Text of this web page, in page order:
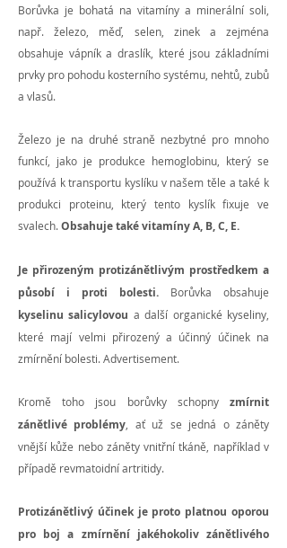
Borůvka je bohatá na vitamíny a minerální soli,
např. železo, měď, selen, zinek a zejména
obsahuje vápník a draslík, které jsou základními
prvky pro pohodu kosterního systému, nehtů, zubů
a vlasů.
Železo je na druhé straně nezbytné pro mnoho
funkcí, jako je produkce hemoglobinu, který se
používá k transportu kyslíku v našem těle a také k
produkci proteinu, který tento kyslík fixuje ve
svalech. Obsahuje také vitamíny A, B, C, E.
Je přirozeným protizánětlivým prostředkem a
působí i proti bolesti. Borůvka obsahuje
kyselinu salicylovou a další organické kyseliny,
které mají velmi přirozený a účinný účinek na
zmírnění bolesti. Advertisement.
Kromě toho jsou borůvky schopny zmírnit
zánětlivé problémy , ať už se jedná o záněty
vnější kůže nebo záněty vnitřní tkáně, například v
případě revmatoidní artritidy.
Protizánětlivý účinek je proto platnou oporou
pro boj a zmírnění jakéhokoliv zánětlivého